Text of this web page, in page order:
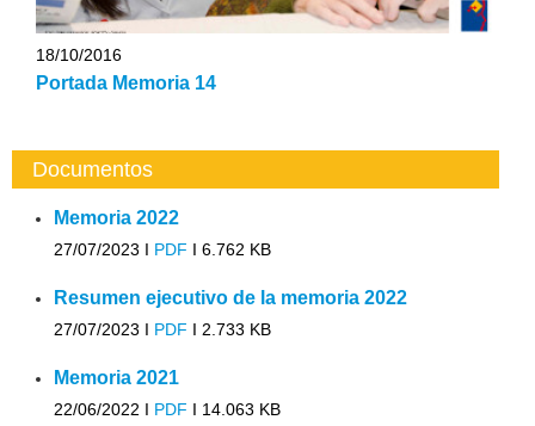
18/10/2016
Portada Memoria 14
Documentos
Memoria 2022
27/07/2023 I PDF I 6.762 KB
Resumen ejecutivo de la memoria 2022
27/07/2023 I PDF I 2.733 KB
Memoria 2021
22/06/2022 I PDF I 14.063 KB